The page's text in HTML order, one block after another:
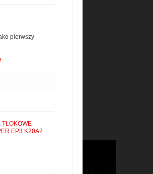
pierwszy
TŁOKOWE
EP3 K20A2